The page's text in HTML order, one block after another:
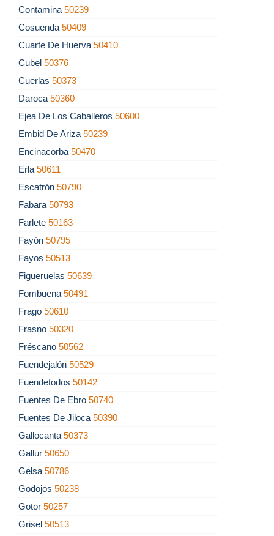
Contamina 50239
Cosuenda 50409
Cuarte De Huerva 50410
Cubel 50376
Cuerlas 50373
Daroca 50360
Ejea De Los Caballeros 50600
Embid De Ariza 50239
Encinacorba 50470
Erla 50611
Escatrón 50790
Fabara 50793
Farlete 50163
Fayón 50795
Fayos 50513
Figueruelas 50639
Fombuena 50491
Frago 50610
Frasno 50320
Fréscano 50562
Fuendejalón 50529
Fuendetodos 50142
Fuentes De Ebro 50740
Fuentes De Jiloca 50390
Gallocanta 50373
Gallur 50650
Gelsa 50786
Godojos 50238
Gotor 50257
Grisel 50513